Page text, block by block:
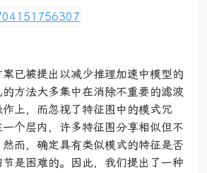
已被提出以减少推理加速中模型的
方法大多集中在消除不重要的滤波
上，而忽视了特征图中的模式冗
个层内，许多特征图分享相似但不
而，确定具有类似模式的特征是否
是困难的。因此，我们提出了一种